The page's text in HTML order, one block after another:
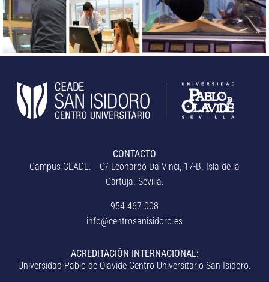
CONTACTO
Campus CEADE. C/ Leonardo Da Vinci, 17-B. Isla de la
Cartuja. Sevilla.
954 467 008
info@centrosanisidoro.es
ACREDITACIÓN INTERNACIONAL:
Universidad Pablo de Olavide Centro Universitario San Isidoro.